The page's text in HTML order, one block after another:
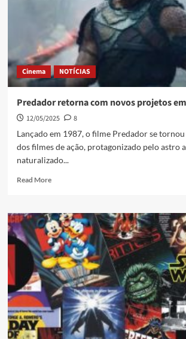
Cinema NOTÍCIAS
Predador retorna com novos projetos
12/05/2025
8
Lançado em 1987, o filme Predador se
dos filmes de ação, protagonizado pelo astro
naturalizado...
Read More